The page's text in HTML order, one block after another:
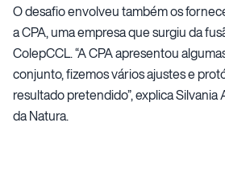
O desafio envolveu também os
a CPA, uma empresa que surgiu da
ColepCCL. “A CPA apresentou
conjunto, fizemos vários ajustes e
resultado pretendido”, explica
da Natura.